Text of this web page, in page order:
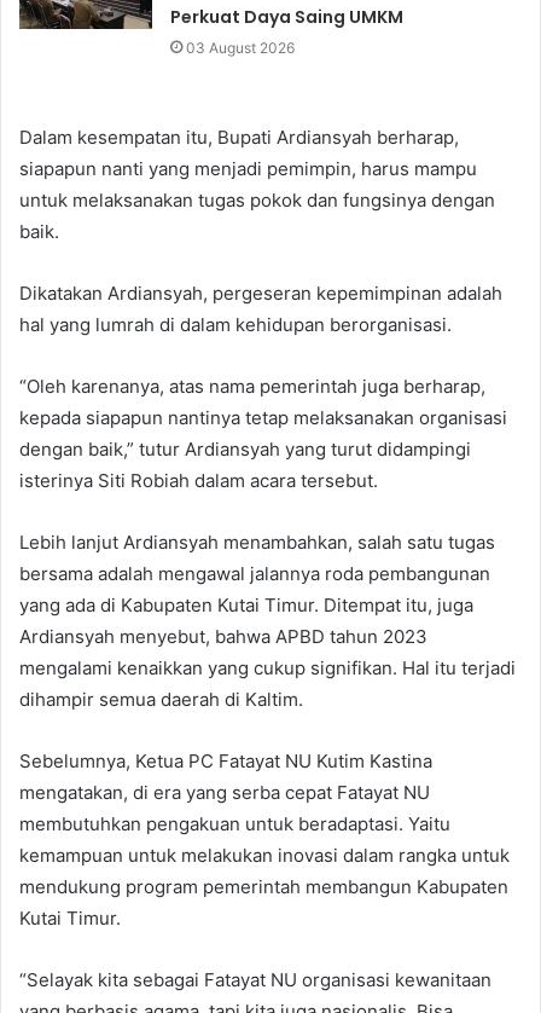
Perkuat Daya Saing UMKM
03 August 2026
Dalam kesempatan itu, Bupati Ardiansyah berharap,
siapapun nanti yang menjadi pemimpin, harus mampu
untuk melaksanakan tugas pokok dan fungsinya dengan
baik.
Dikatakan Ardiansyah, pergeseran kepemimpinan adalah
hal yang lumrah di dalam kehidupan berorganisasi.
“Oleh karenanya, atas nama pemerintah juga berharap,
kepada siapapun nantinya tetap melaksanakan organisasi
dengan baik,” tutur Ardiansyah yang turut didampingi
isterinya Siti Robiah dalam acara tersebut.
Lebih lanjut Ardiansyah menambahkan, salah satu tugas
bersama adalah mengawal jalannya roda pembangunan
yang ada di Kabupaten Kutai Timur. Ditempat itu, juga
Ardiansyah menyebut, bahwa APBD tahun 2023
mengalami kenaikkan yang cukup signifikan. Hal itu terjadi
dihampir semua daerah di Kaltim.
Sebelumnya, Ketua PC Fatayat NU Kutim Kastina
mengatakan, di era yang serba cepat Fatayat NU
membutuhkan pengakuan untuk beradaptasi. Yaitu
kemampuan untuk melakukan inovasi dalam rangka untuk
mendukung program pemerintah membangun Kabupaten
Kutai Timur.
“Selayak kita sebagai Fatayat NU organisasi kewanitaan